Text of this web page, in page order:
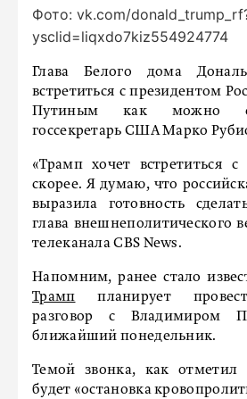
Фото: vk.com/
ysclid=liqxdo7kiz554924774
Глава Белого дома
встретиться с президентом
Путиным как можно
госсекретарь США Марко
«Трамп хочет встретиться
скорее. Я думаю, что
выразила готовность
глава внешнеполитического
телеканала CBS News.
Напомним, ранее стало
Трамп планирует
разговор с Владимиром
ближайший понедельник.
Темой звонка, как
будет «остановка